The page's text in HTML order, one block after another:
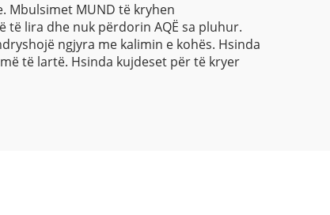
Mbulsimet MUND të kryhen
lira dhe nuk përdorin AQË sa pluhur.
ngjyra me kalimin e kohës. Hsinda
të lartë. Hsinda kujdeset për të kryer